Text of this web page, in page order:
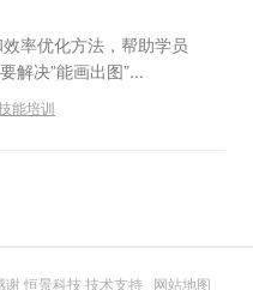
率优化方法，帮助学员
解决”能画出图”...
能培训
谢恒景科技 技术支持 网站地图